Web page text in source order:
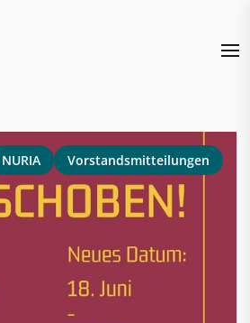
NURIA Vorstandsmitteilungen